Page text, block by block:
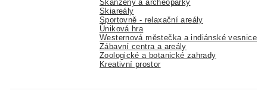
Skanzeny a archeoparky
Skiareály
Sportovně - relaxační areály
Úniková hra
Westernová městečka a indiánské vesnice
Zábavní centra a areály
Zoologické a botanické zahrady
Kreativní prostor